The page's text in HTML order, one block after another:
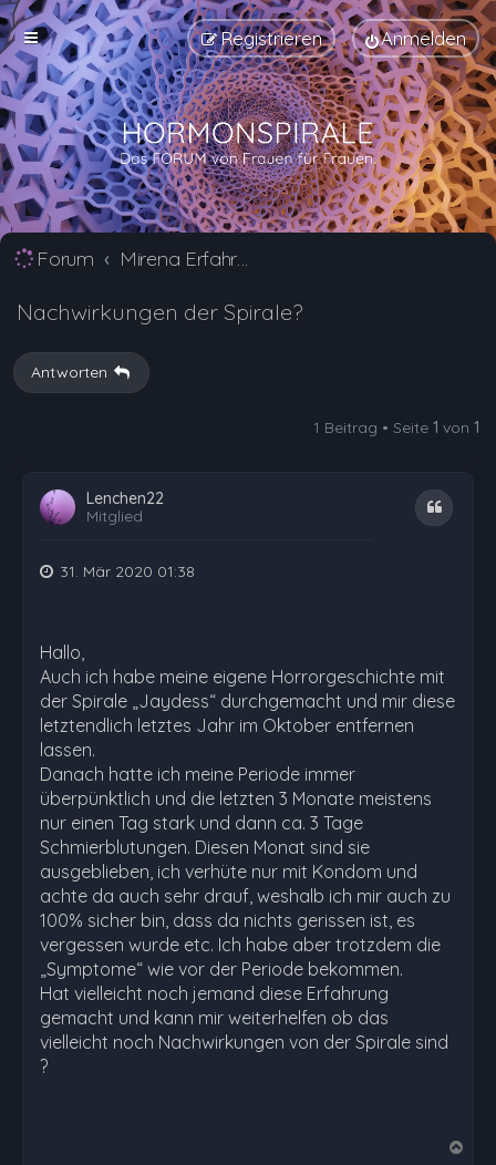
Anmelden
Registrieren
Forum Mirena Erfahrungsberichte und Nebenwirkungen
Nachwirkungen der Spirale?
Antworten
1 Beitrag • Seite 1 von 1
Lenchen22
Mitglied
Zitat
31. Mär 2020 01:38
Hallo,
Auch ich habe meine eigene Horrorgeschichte mit
der Spirale „Jaydess“ durchgemacht und mir diese
letztendlich letztes Jahr im Oktober entfernen
lassen.
Danach hatte ich meine Periode immer
überpünktlich und die letzten 3 Monate meistens
nur einen Tag stark und dann ca. 3 Tage
Schmierblutungen. Diesen Monat sind sie
ausgeblieben, ich verhüte nur mit Kondom und
achte da auch sehr drauf, weshalb ich mir auch zu
100% sicher bin, dass da nichts gerissen ist, es
vergessen wurde etc. Ich habe aber trotzdem die
„Symptome“ wie vor der Periode bekommen.
Hat vielleicht noch jemand diese Erfahrung
gemacht und kann mir weiterhelfen ob das
vielleicht noch Nachwirkungen von der Spirale sind
?